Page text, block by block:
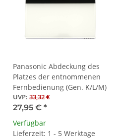
Panasonic Abdeckung des
Platzes der entnommenen
Fernbedienung (Gen. K/L/M)
UVP: 33,32 €
27,95 € *
Verfügbar
Lieferzeit: 1 - 5 Werktage